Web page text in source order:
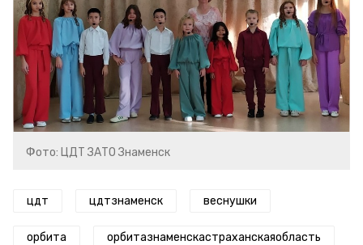
Фото: ЦДТ ЗАТО Знаменск
цдт цдтзнаменск веснушки
орбита орбитазнаменскастраханскаяобласть